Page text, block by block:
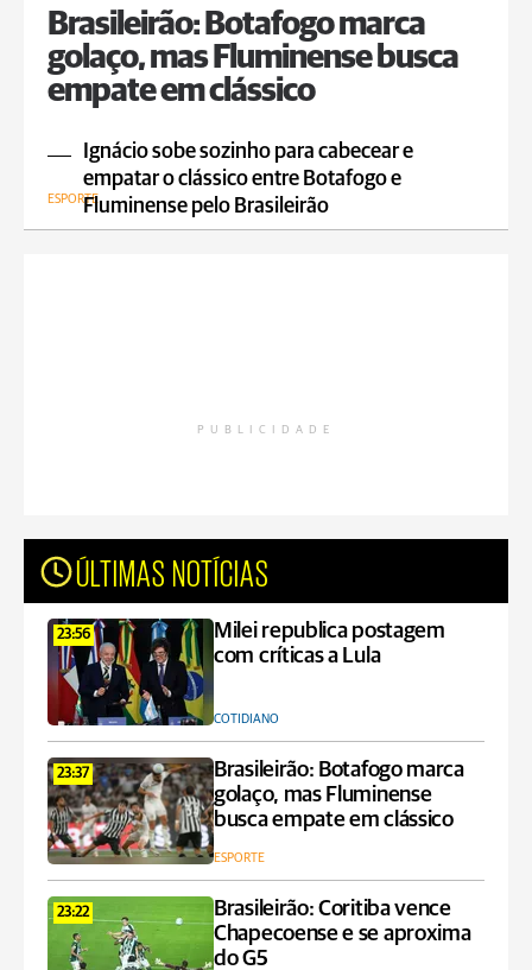
Brasileirão: Botafogo marca
golaço, mas Fluminense busca
empate em clássico
Ignácio sobe sozinho para cabecear e
empatar o clássico entre Botafogo e
Fluminense pelo Brasileirão
ESPORTE
PUBLICIDADE
ÚLTIMAS NOTÍCIAS
23:56
Milei republica postagem
com críticas a Lula
COTIDIANO
23:37
Brasileirão: Botafogo marca
golaço, mas Fluminense
busca empate em clássico
ESPORTE
23:22
Brasileirão: Coritiba vence
Chapecoense e se aproxima
do G5